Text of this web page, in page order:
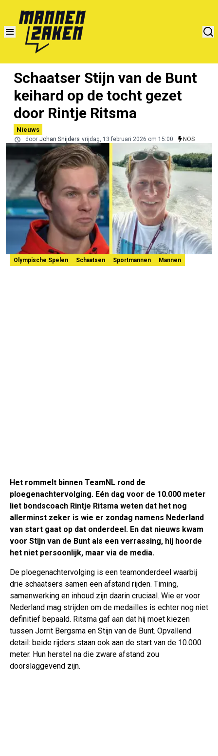
Schaatser Stijn van de Bunt
keihard op de tocht gezet
door Rintje Ritsma
Nieuws
door Johan Snijders vrijdag, 13 februari 2026 om 15:00 NOS
Olympische Spelen Schaatsen Sportmannen Mannen
Het rommelt binnen TeamNL rond de
ploegenachtervolging. Eén dag voor de 10.000 meter
liet bondscoach Rintje Ritsma weten dat het nog
allerminst zeker is wie er zondag namens Nederland
van start gaat op dat onderdeel. En dat nieuws kwam
voor Stijn van de Bunt als een verrassing, hij hoorde
het niet persoonlijk, maar via de media.
De ploegenachtervolging is een teamonderdeel waarbij
drie schaatsers samen een afstand rijden. Timing,
samenwerking en inhoud zijn daarin cruciaal. Wie er voor
Nederland mag strijden om de medailles is echter nog niet
definitief bepaald. Ritsma gaf aan dat hij moet kiezen
tussen Jorrit Bergsma en Stijn van de Bunt. Opvallend
detail: beide rijders staan ook aan de start van de 10.000
meter. Hun herstel na die zware afstand zou
doorslaggevend zijn.